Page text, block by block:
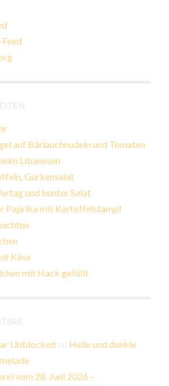
auf Bärlauchnudeln und Tomaten
Libanesen
Gurkensalat
und bunter Salat
Paprika mit Kartoffelstampf
Käse
mit Hack gefüllt
Unblocked
Helle und dunkle
vom 28. Juni 2026 –